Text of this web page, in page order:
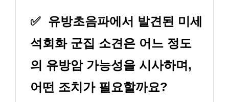
✅ 유방초음파에서 발견된 미세
석회화 군집 소견은 어느 정도
의 유방암 가능성을 시사하며,
어떤 조치가 필요할까요?